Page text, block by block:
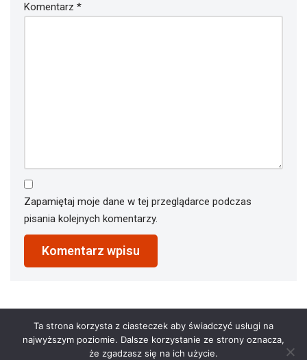
Komentarz *
Zapamiętaj moje dane w tej przeglądarce podczas
pisania kolejnych komentarzy.
Ta strona korzysta z ciasteczek aby świadczyć usługi na
najwyższym poziomie. Dalsze korzystanie ze strony oznacza,
że zgadzasz się na ich użycie.